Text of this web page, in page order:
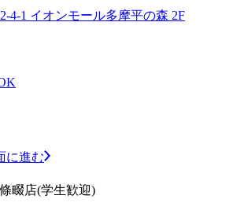
4-1 イオンモール多摩平の森 2F
に進む
畷店(学生歓迎)